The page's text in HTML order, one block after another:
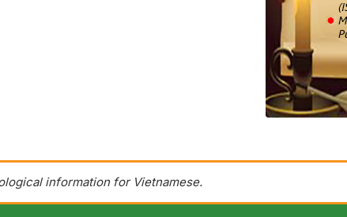
information for Vietnamese.